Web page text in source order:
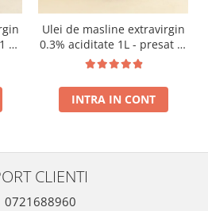
L -
Ulei de masline extravirgin
0.3% aciditate 1L - presat la
rece RECOLTA NOUA
INTRA IN CONT
CLIENTI
0721688960